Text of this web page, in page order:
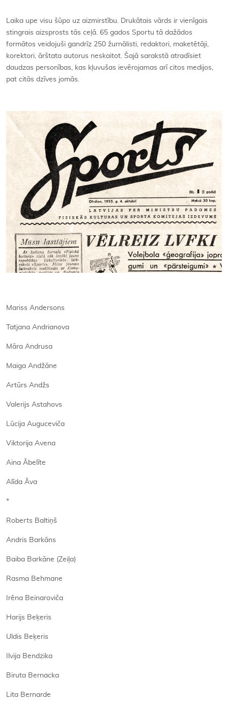
Kontakti
Laika upe visu šūpo uz aizmirstību. Drukātais vārds ir vienīgais
stingrais aizsprosts tās ceļā. 65 gados Sportu tā dažādos
formātos veidojuši gandrīz 250 žurnālisti, redaktori, maketētāji,
korektori, ārštata autorus neskaitot. Šajā sarakstā atradīsiet
daudzas personības, kas kļuvušas ievērojamas arī citos medijos,
pat citās dzīves jomās.
Mariss Andersons
Tatjana Andrianova
Māra Andrusa
Maiga Andžāne
Artūrs Andžs
Valerijs Astahovs
Lūcija Auguceviča
Viktorija Avena
Aina Ābelīte
Alīda Āva
*
Roberts Baltiņš
Andris Barkāns
Baiba Barkāne (Zeiļa)
Rasma Behmane
Irēna Beinaroviča
Harijs Beķeris
Uldis Beķeris
Ilvija Bendzika
Biruta Bernacka
Lita Bernarde